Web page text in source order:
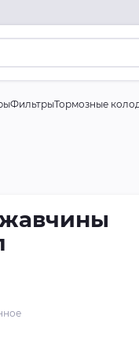
ФильтрыТормозные